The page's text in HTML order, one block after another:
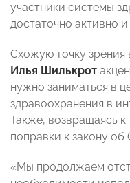
участники системы
достаточно активно
Схожую точку
Илья Шилькрот
нужно заниматься в
здравоохранения в
Также, возвращаясь
поправки к закону
«Мы продолжаем